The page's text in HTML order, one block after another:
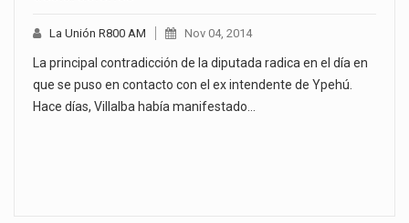
La Unión R800 AM Nov 04, 2014
La principal contradicción de la diputada radica en el día en
que se puso en contacto con el ex intendente de Ypehú.
Hace días, Villalba había manifestado…